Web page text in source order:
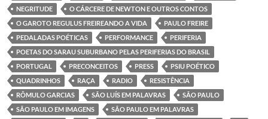
NEGRITUDE
O CÁRCERE DE NEWTON E OUTROS CONTOS
O GAROTO REGULUS FREIREANDO A VIDA
PAULO FREIRE
PEDALADAS POÉTICAS
PERFORMANCE
PERIFERIA
POETAS DO SARAU SUBURBANO PELAS PERIFERIAS DO BRASIL
PORTUGAL
PRECONCEITOS PRESS
PSIU POÉTICO
QUADRINHOS
RAÇA RADIO
RESISTÊNCIA
RÔMULO GARCIAS
SÃO LUÍS EM PALAVRAS
SÃO PAULO
SÃO PAULO EM IMAGENS
SÃO PAULO EM PALAVRAS